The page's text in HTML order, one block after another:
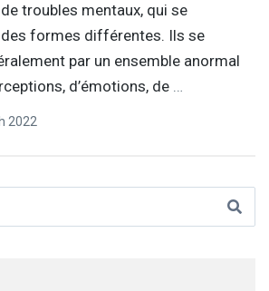
troubles mentaux, qui se
formes différentes. Ils se
par un ensemble anormal
d’émotions, de …
2022